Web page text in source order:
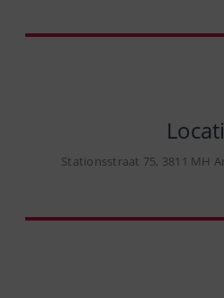
Stationsstraat 75, 3811 MH